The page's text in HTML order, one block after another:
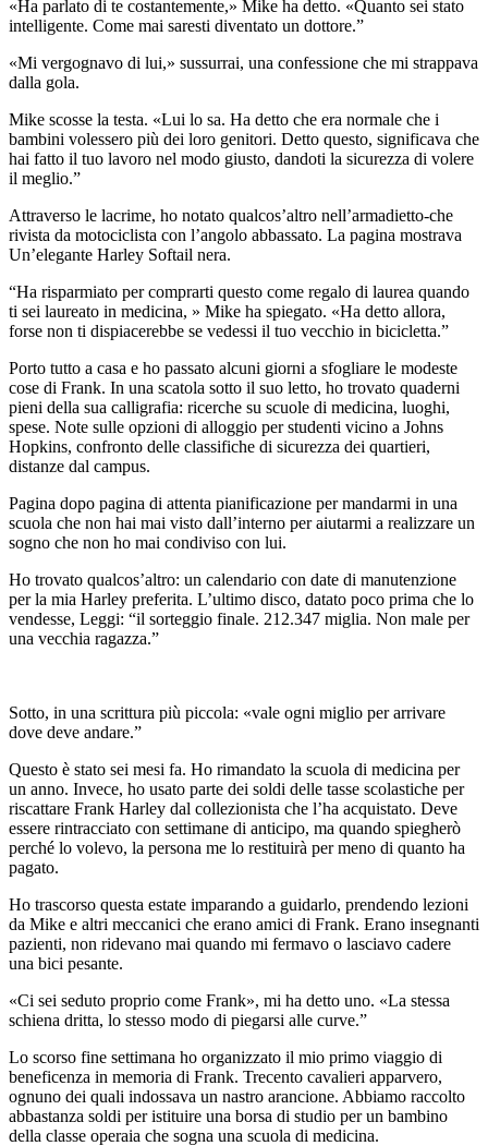
«Ha parlato di te costantemente,» Mike ha detto. «Quanto sei stato
intelligente. Come mai saresti diventato un dottore.”
«Mi vergognavo di lui,» sussurrai, una confessione che mi strappava
dalla gola.
Mike scosse la testa. «Lui lo sa. Ha detto che era normale che i
bambini volessero più dei loro genitori. Detto questo, significava che
hai fatto il tuo lavoro nel modo giusto, dandoti la sicurezza di volere
il meglio.”
Attraverso le lacrime, ho notato qualcos’altro nell’armadietto-che
rivista da motociclista con l’angolo abbassato. La pagina mostrava
Un’elegante Harley Softail nera.
“Ha risparmiato per comprarti questo come regalo di laurea quando
ti sei laureato in medicina, » Mike ha spiegato. «Ha detto allora,
forse non ti dispiacerebbe se vedessi il tuo vecchio in bicicletta.”
Porto tutto a casa e ho passato alcuni giorni a sfogliare le modeste
cose di Frank. In una scatola sotto il suo letto, ho trovato quaderni
pieni della sua calligrafia: ricerche su scuole di medicina, luoghi,
spese. Note sulle opzioni di alloggio per studenti vicino a Johns
Hopkins, confronto delle classifiche di sicurezza dei quartieri,
distanze dal campus.
Pagina dopo pagina di attenta pianificazione per mandarmi in una
scuola che non hai mai visto dall’interno per aiutarmi a realizzare un
sogno che non ho mai condiviso con lui.
Ho trovato qualcos’altro: un calendario con date di manutenzione
per la mia Harley preferita. L’ultimo disco, datato poco prima che lo
vendesse, Leggi: “il sorteggio finale. 212.347 miglia. Non male per
una vecchia ragazza.”
Sotto, in una scrittura più piccola: «vale ogni miglio per arrivare
dove deve andare.”
Questo è stato sei mesi fa. Ho rimandato la scuola di medicina per
un anno. Invece, ho usato parte dei soldi delle tasse scolastiche per
riscattare Frank Harley dal collezionista che l’ha acquistato. Deve
essere rintracciato con settimane di anticipo, ma quando spiegherò
perché lo volevo, la persona me lo restituirà per meno di quanto ha
pagato.
Ho trascorso questa estate imparando a guidarlo, prendendo lezioni
da Mike e altri meccanici che erano amici di Frank. Erano insegnanti
pazienti, non ridevano mai quando mi fermavo o lasciavo cadere
una bici pesante.
«Ci sei seduto proprio come Frank», mi ha detto uno. «La stessa
schiena dritta, lo stesso modo di piegarsi alle curve.”
Lo scorso fine settimana ho organizzato il mio primo viaggio di
beneficenza in memoria di Frank. Trecento cavalieri apparvero,
ognuno dei quali indossava un nastro arancione. Abbiamo raccolto
abbastanza soldi per istituire una borsa di studio per un bambino
della classe operaia che sogna una scuola di medicina.